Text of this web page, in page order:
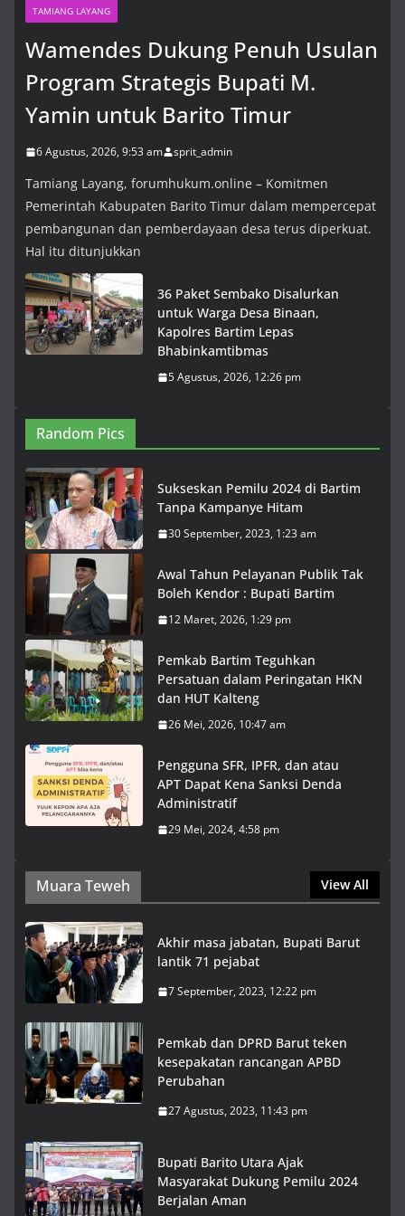
TAMIANG LAYANG
Wamendes Dukung Penuh Usulan
Program Strategis Bupati M.
Yamin untuk Barito Timur
6 Agustus, 2026, 9:53 am sprit_admin
Tamiang Layang, forumhukum.online – Komitmen
Pemerintah Kabupaten Barito Timur dalam mempercepat
pembangunan dan pemberdayaan desa terus diperkuat.
Hal itu ditunjukkan
36 Paket Sembako Disalurkan
untuk Warga Desa Binaan,
Kapolres Bartim Lepas
Bhabinkamtibmas
5 Agustus, 2026, 12:26 pm
Random Pics
Sukseskan Pemilu 2024 di Bartim
Tanpa Kampanye Hitam
30 September, 2023, 1:23 am
Awal Tahun Pelayanan Publik Tak
Boleh Kendor : Bupati Bartim
12 Maret, 2026, 1:29 pm
Pemkab Bartim Teguhkan
Persatuan dalam Peringatan HKN
dan HUT Kalteng
26 Mei, 2026, 10:47 am
Pengguna SFR, IPFR, dan atau
APT Dapat Kena Sanksi Denda
Administratif
29 Mei, 2024, 4:58 pm
Muara Teweh View All
Akhir masa jabatan, Bupati Barut
lantik 71 pejabat
7 September, 2023, 12:22 pm
Pemkab dan DPRD Barut teken
kesepakatan rancangan APBD
Perubahan
27 Agustus, 2023, 11:43 pm
Bupati Barito Utara Ajak
Masyarakat Dukung Pemilu 2024
Berjalan Aman